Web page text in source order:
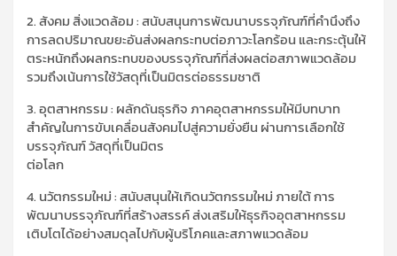
2. สังคม สิ่งแวดล้อม : สนับสนุนการพัฒนาบรรจุภัณฑ์ที่คำนึงถึง
การลดปริมาณขยะอันส่งผลกระทบต่อภาวะโลกร้อน และกระตุ้นให้
ตระหนักถึงผลกระทบของบรรจุภัณฑ์ที่ส่งผลต่อสภาพแวดล้อม
รวมถึงเน้นการใช้วัสดุที่เป็นมิตรต่อธรรมชาติ
3. อุตสาหกรรม : ผลักดันธุรกิจ ภาคอุตสาหกรรมให้มีบทบาท
สำคัญในการขับเคลื่อนสังคมไปสู่ความยั่งยืน ผ่านการเลือกใช้
บรรจุภัณฑ์ วัสดุที่เป็นมิตร
ต่อโลก
4. นวัตกรรมใหม่ : สนับสนุนให้เกิดนวัตกรรมใหม่ ภายใต้ การ
พัฒนาบรรจุภัณฑ์ที่สร้างสรรค์ ส่งเสริมให้ธุรกิจอุตสาหกรรม
เติบโตได้อย่างสมดุลไปกับผู้บริโภคและสภาพแวดล้อม